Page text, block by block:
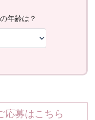
応募はこちら